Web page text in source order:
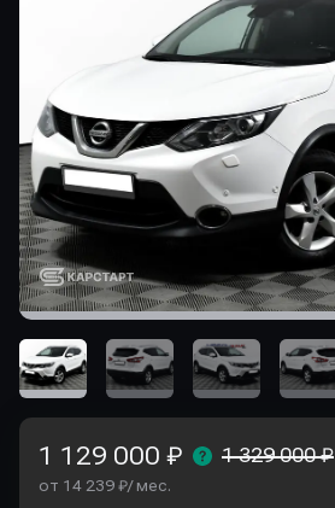
1 129 000 ₽ 1 329 000 ₽
от 14 239 ₽/ мес.